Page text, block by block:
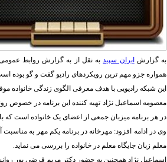
به گزارش ایران سپیدبه نقل از به گزارش روابط عمومی
همواره جزو مهم ترین رویکردهای رادیو گفت و گو بوده
این شبکه رادیویی با هدف معرفی الگوی زندگی خانواده
در هر برنامه میزبان جمعی از اعضای یک خانواده است
وی در ادامه افزود: مهرخانه در برنامه یکم مهر به
معلم زبان جایگاه معلم در خانواده را بررسی می نماید.
اسماعیل نژاد همچنین به حضور دکتر مریم فرضی پور